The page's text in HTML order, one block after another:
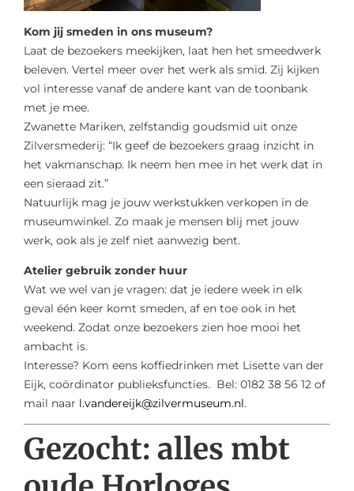
Kom jij smeden in ons museum?
Laat de bezoekers meekijken, laat hen het smeedwerk
beleven. Vertel meer over het werk als smid. Zij kijken
vol interesse vanaf de andere kant van de toonbank
met je mee.
Zwanette Mariken, zelfstandig goudsmid uit onze
Zilversmederij: “Ik geef de bezoekers graag inzicht in
het vakmanschap. Ik neem hen mee in het werk dat in
een sieraad zit.”
Natuurlijk mag je jouw werkstukken verkopen in de
museumwinkel. Zo maak je mensen blij met jouw
werk, ook als je zelf niet aanwezig bent.
Atelier gebruik zonder huur
Wat we wel van je vragen: dat je iedere week in elk
geval één keer komt smeden, af en toe ook in het
weekend. Zodat onze bezoekers zien hoe mooi het
ambacht is.
Interesse? Kom eens koffiedrinken met Lisette van der
Eijk, coördinator publieksfuncties. Bel: 0182 38 56 12 of
mail naar l.vandereijk@zilvermuseum.nl.
Gezocht: alles mbt